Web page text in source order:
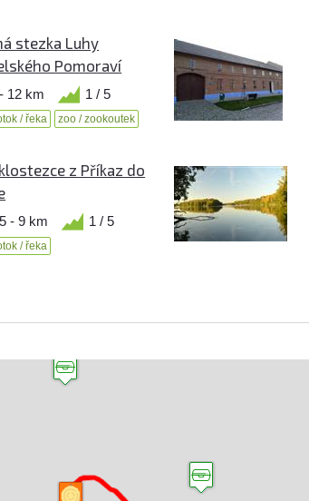
stezka Luhy
Pomoraví
12 km 1 / 5
/ řeka zoo / zookoutek
z Příkaz do
- 9 km 1 / 5
/ řeka